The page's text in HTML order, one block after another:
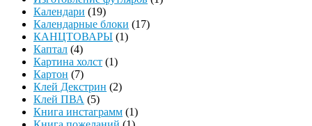
Календари (19)
Календарные блоки (17)
КАНЦТОВАРЫ (1)
Каптал (4)
Картина холст (1)
Картон (7)
Клей Декстрин (2)
Клей ПВА (5)
Книга инстаграмм (1)